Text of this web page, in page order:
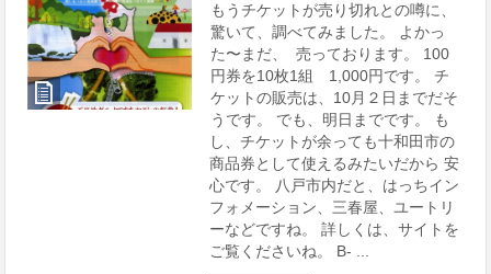
もうチケットが売り切れとの噂に、
驚いて、調べてみました。 よかっ
た〜まだ、 売っております。 100
円券を10枚1組 1,000円です。 チ
ケットの販売は、10月２日までだそ
うです。 でも、明日までです。 も
し、チケットが余っても十和田市の
商品券として使えるみたいだから 安
心です。 八戸市内だと、はっちイン
フォメーション、三春屋、ユートリ
ーなどですね。 詳しくは、サイトを
ご覧くださいね。 B- ...